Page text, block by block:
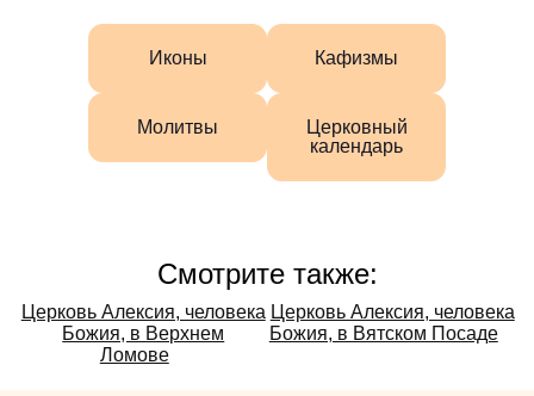
Иконы Кафизмы
Молитвы
Церковный
календарь
Смотрите также:
Смотрите
также:
Церковь Алексия, человека
Божия, в Верхнем
Ломове
Церковь Алексия, человека
Божия, в Вятском Посаде